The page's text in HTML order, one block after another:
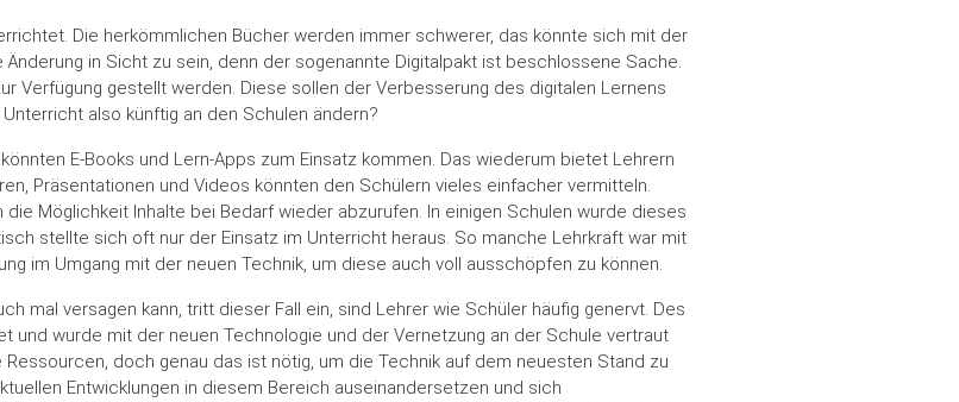
Die herkömmlichen Bücher werden immer schwerer, das könnte sich mit der
in Sicht zu sein, denn der sogenannte Digitalpakt ist beschlossene Sache.
Verfügung gestellt werden. Diese sollen der Verbesserung des digitalen Lernens
also künftig an den Schulen ändern?
E-Books und Lern-Apps zum Einsatz kommen. Das wiederum bietet Lehrern
Präsentationen und Videos könnten den Schülern vieles einfacher vermitteln.
Möglichkeit Inhalte bei Bedarf wieder abzurufen. In einigen Schulen wurde dieses
stellte sich oft nur der Einsatz im Unterricht heraus. So manche Lehrkraft war mit
im Umgang mit der neuen Technik, um diese auch voll ausschöpfen zu können.
mal versagen kann, tritt dieser Fall ein, sind Lehrer wie Schüler häufig genervt. Des
und wurde mit der neuen Technologie und der Vernetzung an der Schule vertraut
doch genau das ist nötig, um die Technik auf dem neuesten Stand zu
Entwicklungen in diesem Bereich auseinandersetzen und sich